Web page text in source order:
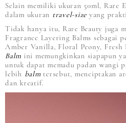
Selain memiliki ukuran 50ml, Rare
dalam ukuran travel-size yang
Tidak hanya itu, Rare Beauty juga
Fragrance Layering Balms sebagai
Amber Vanilla, Floral Peony, Fresh
Balm ini memungkinkan siapapun
untuk dapat memadu padan wangi
lebih balmtersebut, menciptakan
dan kreatif.